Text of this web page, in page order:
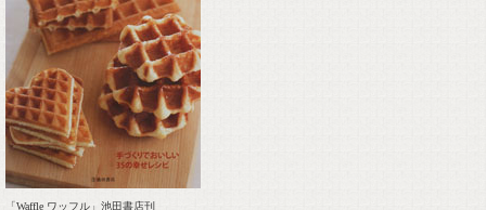
「Waffle ワッフル」池田書店刊